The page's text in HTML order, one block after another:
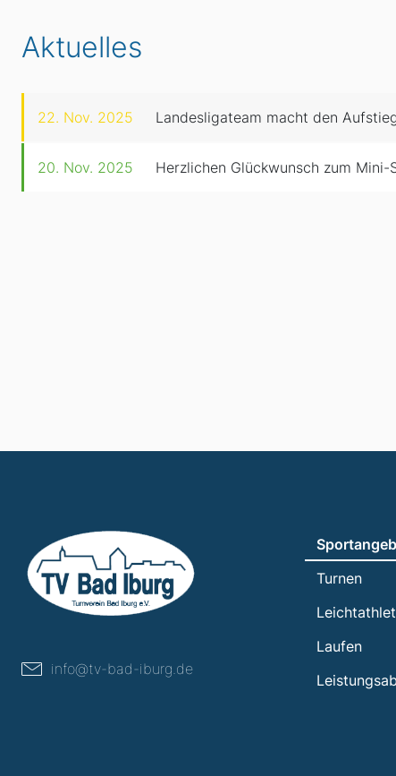
Aktuelles
22. Nov. 2025 Landesligateam macht den
20. Nov. 2025 Herzlichen Glückwunsch zum Mini-
info@tv-bad-iburg.de
Turnen
Laufen